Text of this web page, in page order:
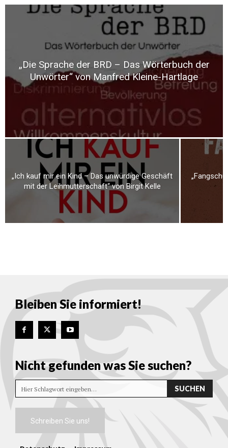
„Die Sprache der BRD – Das Wörterbuch der
Unwörter“ von Manfred Kleine-Hartlage
„Ich kauf mir ein Kind – Das unwürdige Geschäft
mit der Leihmutterschaft“ von Birgit Kelle
Bleiben Sie informiert!
Nicht gefunden was Sie suchen?
Hier Schlagwort eingeben… SUCHEN
Schreiben Sie uns!